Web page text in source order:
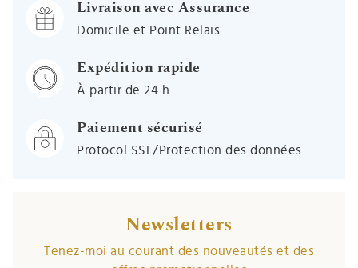
Livraison avec Assurance
Domicile et Point Relais
Expédition rapide
À partir de 24 h
Paiement sécurisé
Protocol SSL/Protection des données
Newsletters
Tenez-moi au courant des nouveautés et des